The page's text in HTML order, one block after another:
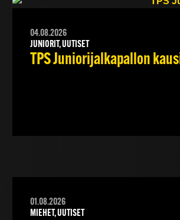
04.08.2026
JUNIORIT, UUTISET
TPS Juniorijalkapallon
01.08.2026
MIEHET, UUTISET